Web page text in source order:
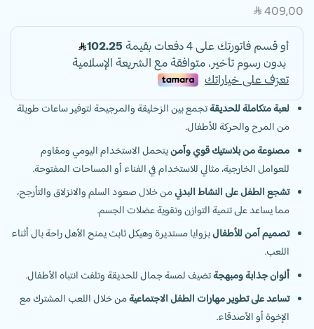
SAR 409,00
لعبة متكاملة للحديقةتجمع بين الزحليقة والمرجيحة لتوفير ساعات طويلة
من المرح والحركة للأطفال.
مصنوعة من بلاستيك قوي وآمنيتحمل الاستخدام اليومي ومقاوم
للعوامل الخارجية، مثالي للاستخدام في الفناء أو المساحات المفتوحة.
تشجع الطفل على النشاط البدنيمن خلال صعود السلم والانزلاق والتأرجح،
مما يساعد على تنمية التوازن وتقوية عضلات الجسم.
تصميم آمن للأطفالبزوايا مستديرة وهيكل ثابت يمنح الأهل راحة بال أثناء
اللعب.
ألوان جذابة ومبهجةتضيف لمسة جمال للحديقة وتلفت انتباه الأطفال.
تساعد على تطوير مهارات الطفل الاجتماعيةمن خلال اللعب المشترك مع
الإخوة أو الأصدقاء.